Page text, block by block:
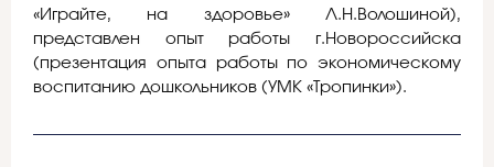
«Играйте, на здоровье» Л.Н.Волошиной),
представлен опыт работы г.Новороссийска
(презентация опыта работы по экономическому
воспитанию дошкольников (УМК «Тропинки»).